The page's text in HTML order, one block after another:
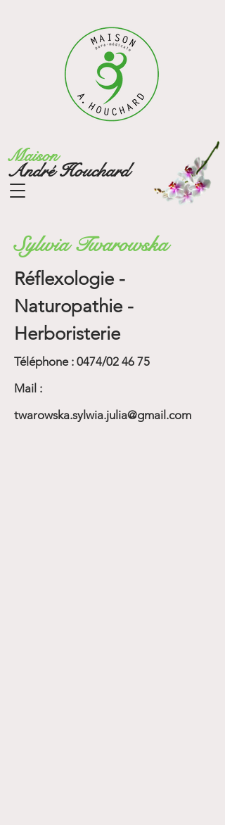
Maison
André Houchard
Sylwia Twarowska
Réflexologie -
Naturopathie -
Herboristerie
Téléphone : 0474/02 46 75
Mail :
twarowska.sylwia.julia@gmail.com